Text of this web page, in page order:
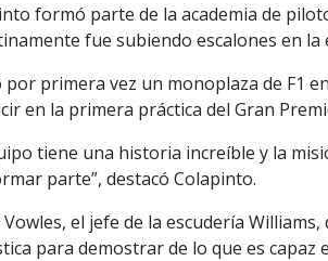
formó parte de la academia de
fue subiendo escalones en la
por primera vez un monoplaza de F1
en la primera práctica del Gran
tiene una historia increíble y la
parte”, destacó Colapinto.
Vowles, el jefe de la escudería
para demostrar de lo que es capaz